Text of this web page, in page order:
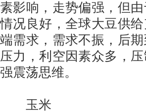
素影响，走势偏强，但
情况良好，全球大豆供
端需求，需求不振，后
压力，利空因素众多，
强震荡思维。
玉米